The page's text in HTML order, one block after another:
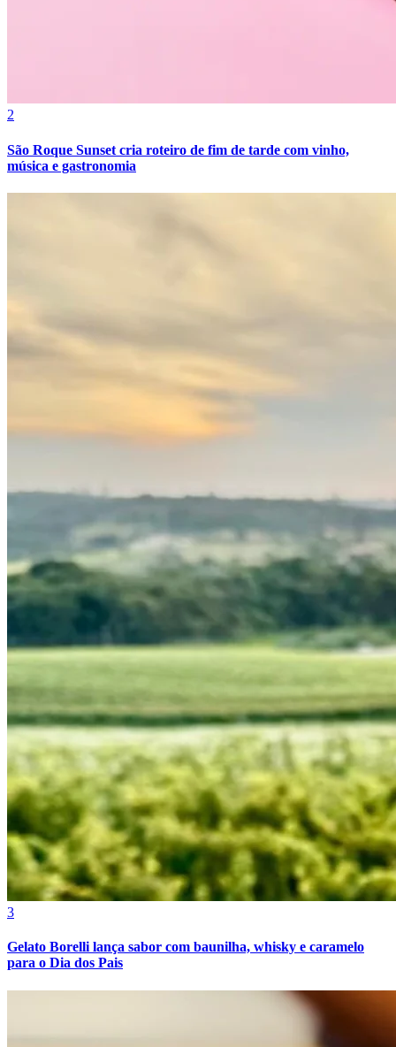
Cruzeiro
2
São Roque Sunset cria roteiro de fim de tarde com vinho,
música e gastronomia
3
Gelato Borelli lança sabor com baunilha, whisky e caramelo
para o Dia dos Pais